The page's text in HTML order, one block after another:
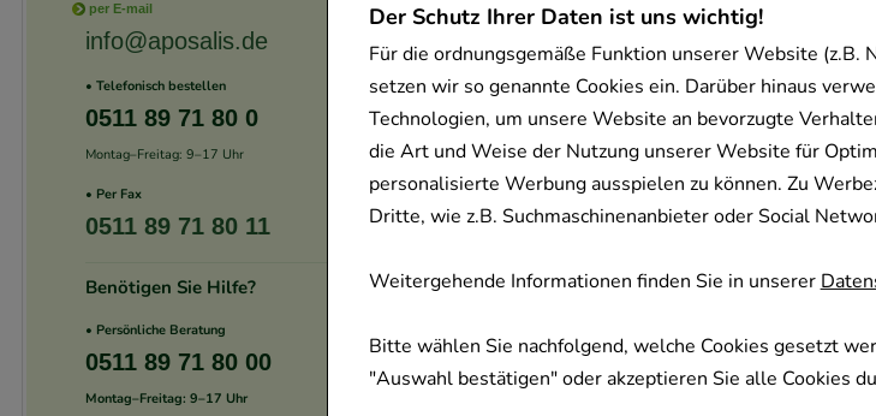
Der Schutz Ihrer Daten ist uns wichtig!
Für die ordnungsgemäße Funktion unserer Website (z.B.
setzen wir so genannte Cookies ein. Darüber hinaus
Technologien, um unsere Website an bevorzugte
die Art und Weise der Nutzung unserer Website für
personalisierte Werbung ausspielen zu können. Zu
Dritte, wie z.B. Suchmaschinenanbieter oder Social
Weitergehende Informationen finden Sie in unserer
Bitte wählen Sie nachfolgend, welche Cookies gesetzt
"Auswahl bestätigen" oder akzeptieren Sie alle Cookies
per E-mail
info@aposalis.de
• Telefonisch bestellen
0511 89 71 80 0
Montag–Freitag: 9–17 Uhr
• Per Fax
0511 89 71 80 11
Benötigen Sie Hilfe?
• Persönliche Beratung
0511 89 71 80 00
Montag–Freitag: 9–17 Uhr